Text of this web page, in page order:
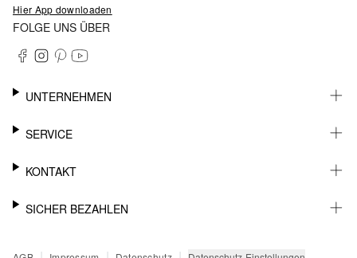
Hier App downloaden
FOLGE UNS ÜBER
UNTERNEHMEN
KARRIERE
BARRIEREFREIHEIT
SERVICE
WHATSAPP
MEIN KONTO
KONTAKT
SUPPORT
SICHER BEZAHLEN